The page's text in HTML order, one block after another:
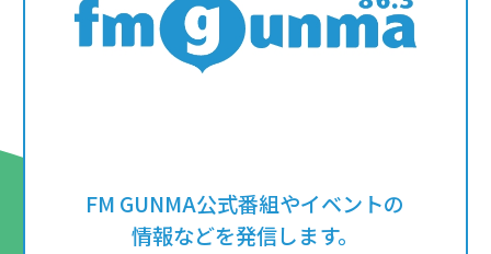
FM GUNMA公式番組やイベントの
情報などを発信します。